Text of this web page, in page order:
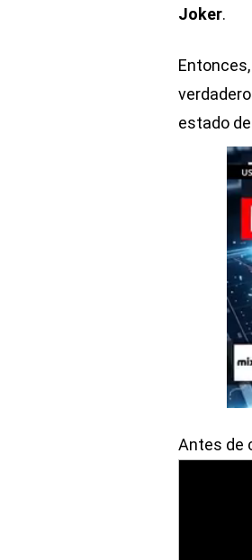
Joker.
estado
Antes de